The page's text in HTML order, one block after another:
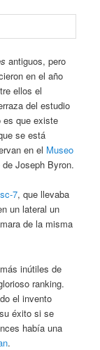
antiguos, pero
en el año
ellos el
del estudio
es que existe
se está
en el Museo
Joseph Byron.
7, que llevaba
un lateral un
de la misma
inútiles de
ranking.
el invento
éxito si se
había una
.